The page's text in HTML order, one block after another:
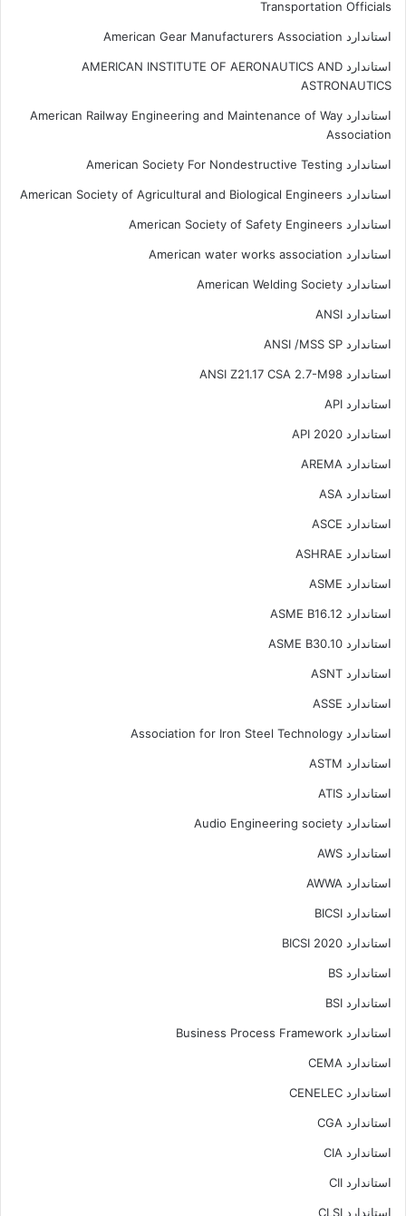
Transportation Officials
استاندارد American Gear Manufacturers Association
استاندارد AMERICAN INSTITUTE OF AERONAUTICS AND
ASTRONAUTICS
استاندارد American Railway Engineering and Maintenance of Way
Association
استاندارد American Society For Nondestructive Testing
استاندارد American Society of Agricultural and Biological Engineers
استاندارد American Society of Safety Engineers
استاندارد American water works association
استاندارد American Welding Society
استاندارد ANSI
استاندارد ANSI /MSS SP
استاندارد ANSI Z21.17 CSA 2.7-M98
استاندارد API
استاندارد API 2020
استاندارد AREMA
استاندارد ASA
استاندارد ASCE
استاندارد ASHRAE
استاندارد ASME
استاندارد ASME B16.12
استاندارد ASME B30.10
استاندارد ASNT
استاندارد ASSE
استاندارد Association for Iron Steel Technology
استاندارد ASTM
استاندارد ATIS
استاندارد Audio Engineering society
استاندارد AWS
استاندارد AWWA
استاندارد BICSI
استاندارد BICSI 2020
استاندارد BS
استاندارد BSI
استاندارد Business Process Framework
استاندارد CEMA
استاندارد CENELEC
استاندارد CGA
استاندارد CIA
استاندارد CII
استاندارد CLSI